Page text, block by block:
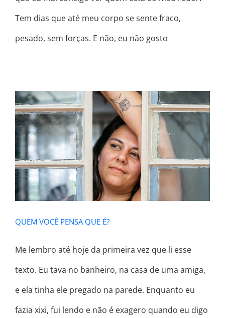
Tem dias que até meu corpo se sente fraco,
pesado, sem forças. E não, eu não gosto
QUEM VOCÊ PENSA QUE É?
QUEM VOCÊ PENSA QUE É?
Me lembro até hoje da primeira vez que li esse
texto. Eu tava no banheiro, na casa de uma amiga,
e ela tinha ele pregado na parede. Enquanto eu
fazia xixi, fui lendo e não é exagero quando eu digo